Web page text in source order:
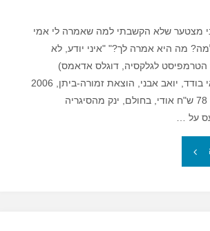
מצטער שלא הקשבתי למה שאמרה לי אמי
מה היא אמרה לך?" "איני יודע, לא
הטרמפיסט לגלקסיה, דוגלס אדאמס)
שלושה דברים לאי בודד, יואב אבני, הוצאת זמורה-ביתן, 2006
תשס"ו, 364 עמ', 78 ש"ח אודי, בחולם, ינק מהסיגריה
על …
"היו